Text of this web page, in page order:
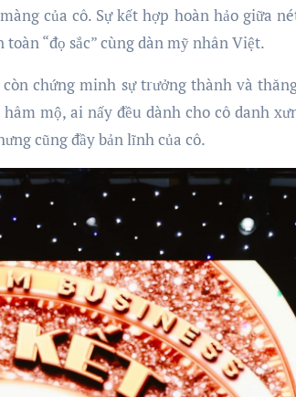
của cô. Sự kết hợp hoàn hảo giữa
“đọ sắc” cùng dàn mỹ nhân Việt.
chứng minh sự trưởng thành và
mộ, ai nấy đều dành cho cô danh
cũng đầy bản lĩnh của cô.